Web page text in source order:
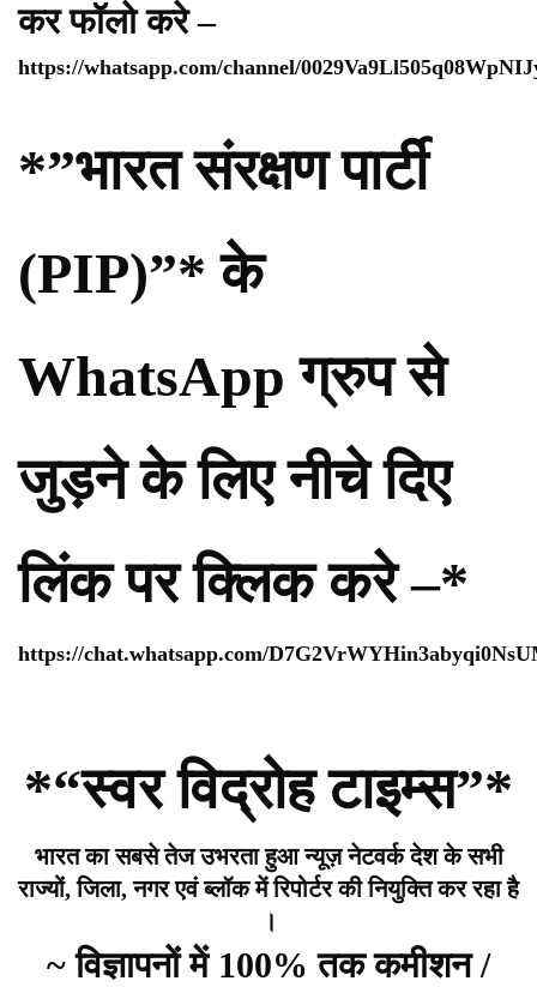
कर फॉलो करे –
https://whatsapp.com/channel/
*”भारत संरक्षण पार्टी
(PIP)”* के
WhatsApp ग्रुप से
जुड़ने के लिए नीचे दिए
लिंक पर क्लिक करे –*
https://chat.whatsapp.com/
*“स्वर विद्रोह टाइम्स”*
भारत का सबसे तेज उभरता हुआ न्यूज़ नेटवर्क देश के सभी
राज्यों, जिला, नगर एवं ब्लॉक में रिपोर्टर की नियुक्ति कर रहा है
।
~ विज्ञापनों में 100% तक कमीशन /